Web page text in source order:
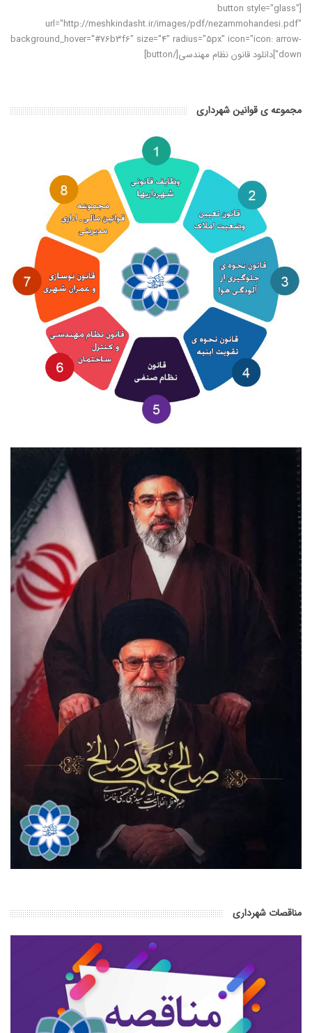
[button style="glass"
url="http://meshkindasht.ir/images/pdf/nezammohandesi.pdf"
background_hover="#76b3f6" size="4" radius="5px" icon="icon: arrow-
down"]دانلود قانون نظام مهندسی[/button]
مجموعه ی قوانین شهرداری
مناقصات شهرداری